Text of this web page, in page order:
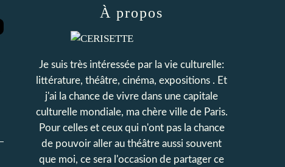
À propos
Je suis très intéressée par la vie culturelle:
littérature, théâtre, cinéma, expositions . Et
j'ai la chance de vivre dans une capitale
culturelle mondiale, ma chère ville de Paris.
Pour celles et ceux qui n'ont pas la chance
de pouvoir aller au théâtre aussi souvent
que moi, ce sera l'occasion de partager ce